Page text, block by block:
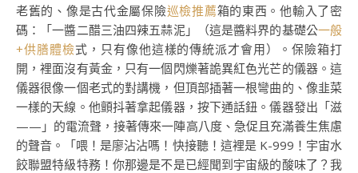
老舊的、像是古代金屬保險巡檢推薦箱的東西。他輸入了密
碼：「一醬二醋三油四辣五蒜泥」（這是醬料界的基礎公一般
+供膳體檢式，只有像他這樣的傳統派才會用）。保險箱打
開，裡面沒有黃金，只有一個閃爍著詭異紅色光芒的儀器。這
儀器很像一個老式的對講機，但頂部插著一根彎曲的、像韭菜
一樣的天線。他顫抖著拿起儀器，按下通話鈕。儀器發出「滋
——」的電流聲，接著傳來一陣高八度、急促且充滿養生焦慮
的聲音。「喂！是廖沾沾嗎！快接聽！這裡是 K-999！宇宙水
餃聯盟特級特務！你那邊是不是已經聞到宇宙級的酸味了？我